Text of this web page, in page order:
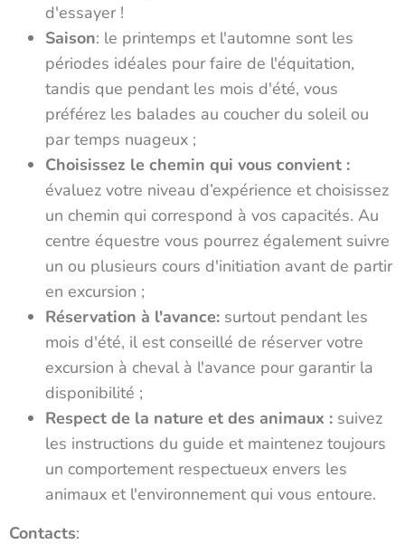
d'essayer !
Saison: le printemps et l'automne sont les
périodes idéales pour faire de l'équitation,
tandis que pendant les mois d'été, vous
préférez les balades au coucher du soleil ou
par temps nuageux ;
Choisissez le chemin qui vous convient :
évaluez votre niveau d’expérience et choisissez
un chemin qui correspond à vos capacités. Au
centre équestre vous pourrez également suivre
un ou plusieurs cours d'initiation avant de partir
en excursion ;
Réservation à l'avance: surtout pendant les
mois d'été, il est conseillé de réserver votre
excursion à cheval à l'avance pour garantir la
disponibilité ;
Respect de la nature et des animaux : suivez
les instructions du guide et maintenez toujours
un comportement respectueux envers les
animaux et l'environnement qui vous entoure.
Contacts: